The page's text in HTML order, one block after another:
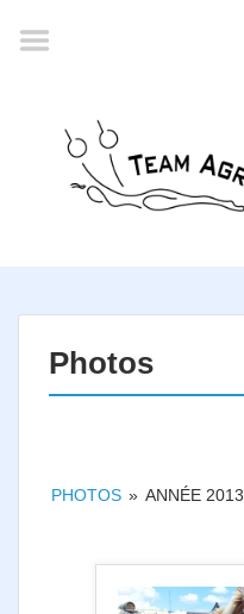
Photos
PHOTOS » ANNÉE 2013
Accueil
Championnat romand
2022
La société
Résultats
Inscription
Documents